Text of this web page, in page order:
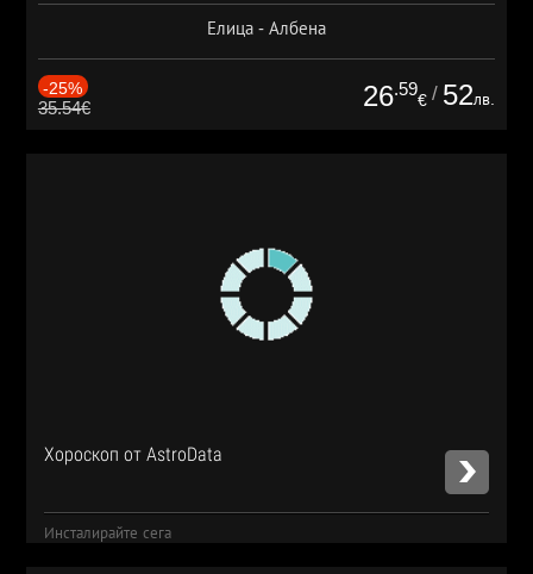
Елица - Албена
-25%
35.54€ 26.59
€ / 52лв.
Хороскоп от AstroData
Инсталирайте сега